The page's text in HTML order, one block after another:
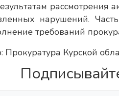
рассмотрения
нарушений.
требований
Прокуратура Курской